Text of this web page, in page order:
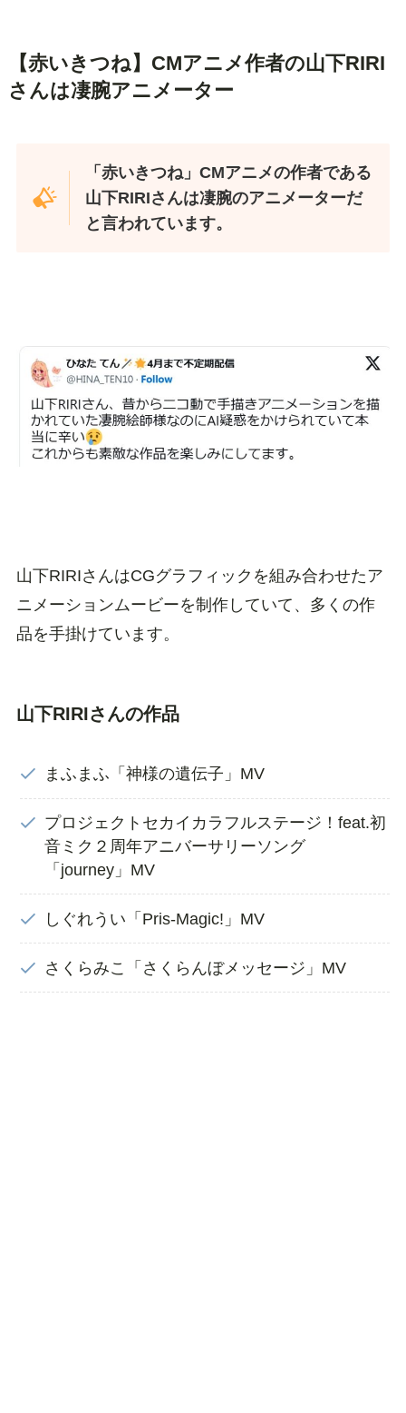
【赤いきつね】CMアニメ作者の山下RIRI
さんは凄腕アニメーター
「赤いきつね」CMアニメの作者である
山下RIRIさんは凄腕のアニメーターだ
と言われています。
山下RIRIさんはCGグラフィックを組み合わせたア
ニメーションムービーを制作していて、多くの作
品を手掛けています。
山下RIRIさんの作品
まふまふ「神様の遺伝子」MV
プロジェクトセカイカラフルステージ！feat.初
音ミク２周年アニバーサリーソング
「journey」MV
しぐれうい「Pris-Magic!」MV
さくらみこ「さくらんぼメッセージ」MV